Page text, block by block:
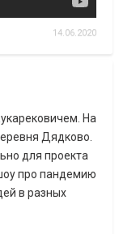
14.06.2020
На
Дядково.
для проекта
про пандемию
в разных